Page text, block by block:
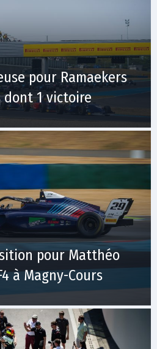
pour Ramaekers
dont 1 victoire
pour Matthéo
à Magny-Cours